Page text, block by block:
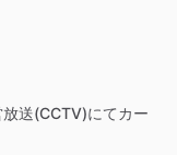
送(CCTV)にてカー